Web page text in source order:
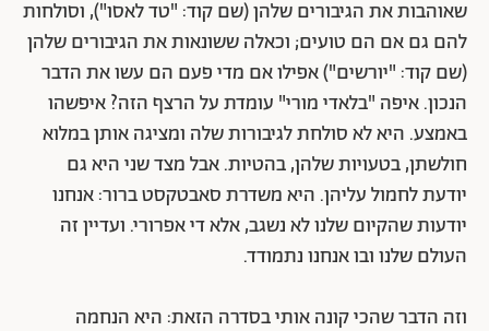
שאוהבות את הגיבורים שלהן (שם קוד: "טד לאסו"), וסולחות
להם גם אם הם טועים; וכאלה ששונאות את הגיבורים שלהן
(שם קוד: "יורשים") אפילו אם מדי פעם הם עשו את הדבר
הנכון. איפה "בלאדי מורי" עומדת על הרצף הזה? איפשהו
באמצע. היא לא סולחת לגיבורות שלה ומציגה אותן במלוא
חולשתן, בטעויות שלהן, בהטיות. אבל מצד שני היא גם
יודעת לחמול עליהן. היא משדרת סאבטקסט ברור: אנחנו
יודעות שהקיום שלנו לא נשגב, אלא די אפרורי. ועדיין זה
העולם שלנו ובו אנחנו נתמודד.
וזה הדבר שהכי קונה אותי בסדרה הזאת: היא הנחמה